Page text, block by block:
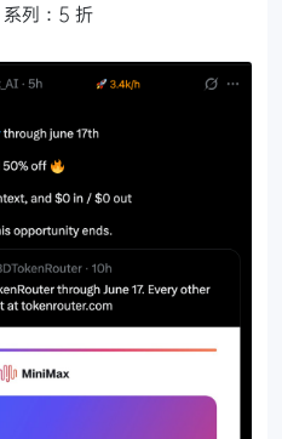
系列：5 折